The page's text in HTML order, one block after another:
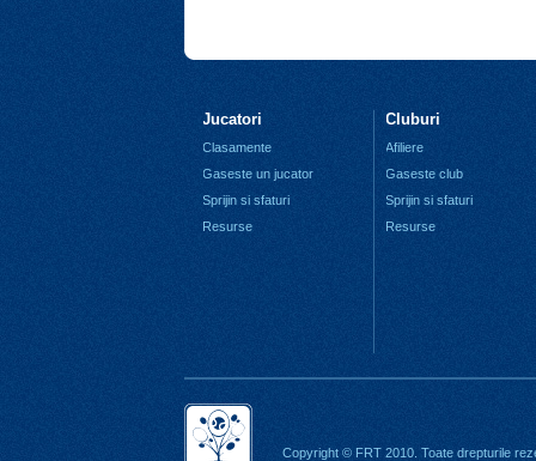
Jucatori
Clasamente
Gaseste un jucator
Sprijin si sfaturi
Resurse
Cluburi
Afiliere
Gaseste club
Sprijin si sfaturi
Resurse
Copyright © FRT 2010. Toate drepturile